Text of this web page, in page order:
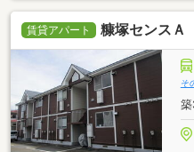
賃貸アパート 糠塚センスＡ
そ